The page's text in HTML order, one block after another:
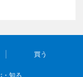
買う
・知る